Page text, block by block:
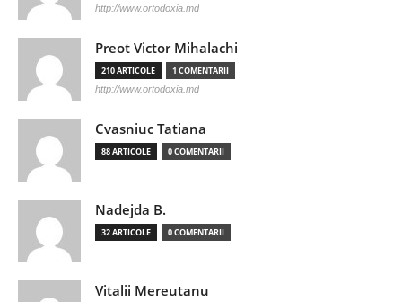
http://www.ortodoxia.md
Preot Victor Mihalachi
210 ARTICOLE 1 COMENTARII
http://www.ortodoxia.md
Cvasniuc Tatiana
88 ARTICOLE 0 COMENTARII
Nadejda B.
32 ARTICOLE 0 COMENTARII
Vitalii Mereutanu